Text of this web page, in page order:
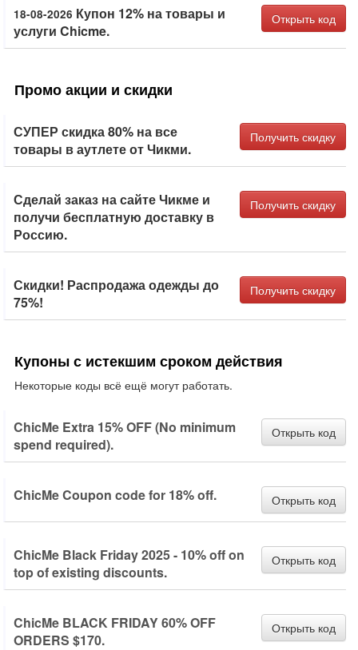
18-08-2026 Купон 12% на товары и
услуги Chicme.
Открыть код
Промо акции и скидки
СУПЕР скидка 80% на все
товары в аутлете от Чикми.
Получить скидку
Сделай заказ на сайте Чикме и
получи бесплатную доставку в
Россию.
Получить скидку
Скидки! Распродажа одежды до
75%!
Получить скидку
Купоны с истекшим сроком действия
Некоторые коды всё ещё могут работать.
ChicMe Extra 15% OFF (No minimum
spend required).
Открыть код
ChicMe Coupon code for 18% off. Открыть код
ChicMe Black Friday 2025 - 10% off on
top of existing discounts.
Открыть код
ChicMe BLACK FRIDAY 60% OFF
ORDERS $170.
Открыть код